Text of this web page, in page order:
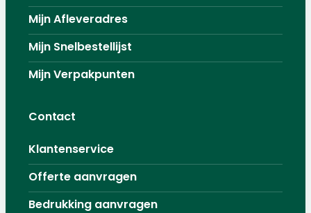
Mijn Afleveradres
Mijn Snelbestellijst
Mijn Verpakpunten
Contact
Klantenservice
Offerte aanvragen
Bedrukking aanvragen